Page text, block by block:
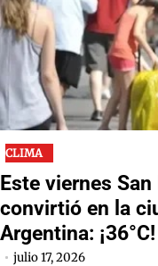
CLIMA
Este viernes
convirtió en la
Argentina: ¡36°C!
julio 17, 2026